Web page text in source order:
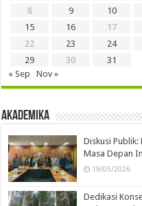
8
9 10
15
16 17
22
23 24
29
30
31
« Sep
Nov »
Akademika
Diskusi
Masa Depan
19/05/2026
Dedikasi